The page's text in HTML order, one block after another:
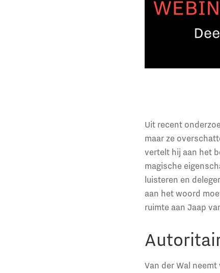
Uit recent
maar ze
vertelt hij aan het
magische
luisteren en
aan het woord
ruimte aan Jaap
Van der Wal